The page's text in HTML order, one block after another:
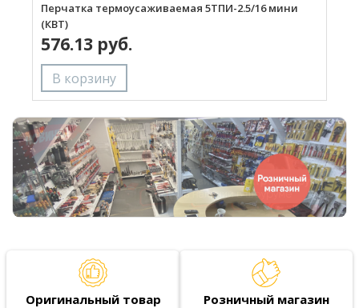
Перчатка термоусаживаемая 5ТПИ-2.5/16 мини
(КВТ)
576.13 руб.
Оригинальный товар Розничный магазин